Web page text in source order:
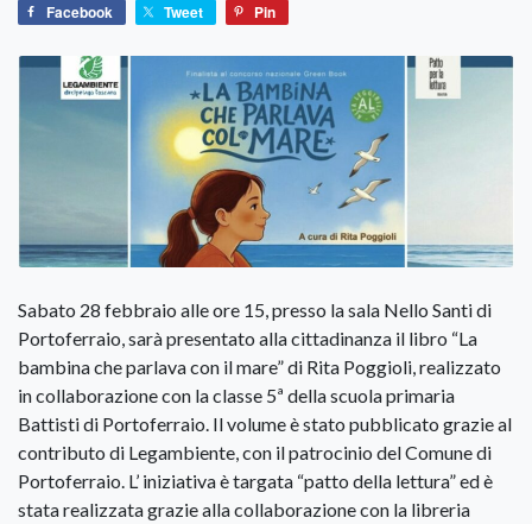
Facebook Tweet Pin
Sabato 28 febbraio alle ore 15, presso la sala Nello Santi di
Portoferraio, sarà presentato alla cittadinanza il libro “La
bambina che parlava con il mare” di Rita Poggioli, realizzato
in collaborazione con la classe 5ª della scuola primaria
Battisti di Portoferraio. Il volume è stato pubblicato grazie al
contributo di Legambiente, con il patrocinio del Comune di
Portoferraio. L’ iniziativa è targata “patto della lettura” ed è
stata realizzata grazie alla collaborazione con la libreria